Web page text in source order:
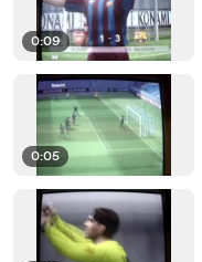
0:09
0:05